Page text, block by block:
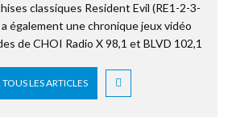
classiques Resident Evil (RE1-2-3-
également une chronique jeux vidéo
de CHOI Radio X 98,1 et BLVD 102,1
LES ARTICLES